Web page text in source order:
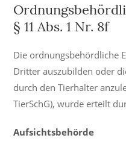
§ 11 Abs. 1 Nr. 8f
Die ordnungsbehördliche
Dritter auszubilden oder
durch den Tierhalter
TierSchG), wurde erteilt
Aufsichtsbehörde